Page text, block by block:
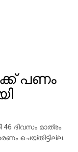
പണം
ദിവസം മാത്രം
ചെയ്തിട്ടില്ല.